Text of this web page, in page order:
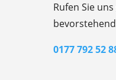
Rufen Sie
0177 792 52